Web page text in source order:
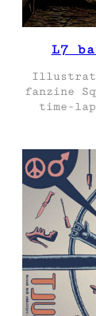
L7
fanzine
time-